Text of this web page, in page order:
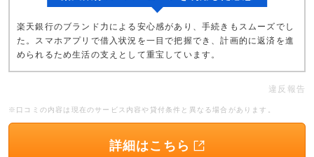
楽天銀行のブランド力による安心感があり、手続きもスムーズでし
た。スマホアプリで借入状況を一目で把握でき、計画的に返済を進
められるため生活の支えとして重宝しています。
違反報告
※口コミの内容は現在のサービス内容や貸付条件と異なる場合があります。
詳細はこちら